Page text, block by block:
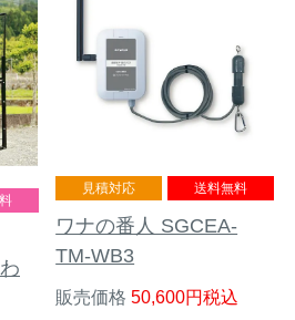
見積対応 送料無料
ワナの番人 SGCEA-
TM-WB3
販売価格 50,600 税込